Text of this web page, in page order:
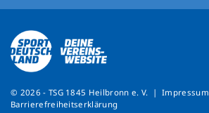
© 2026 - TSG 1845 Heilbronn e. V. |Impressum
Barrierefreiheitserklärung